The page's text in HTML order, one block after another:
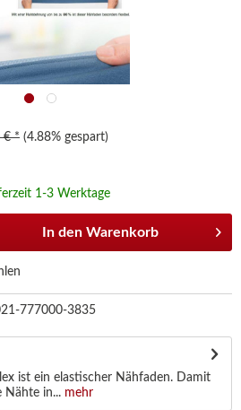
€ * (4.88% gespart)
1-3 Werktage
In den Warenkorb
777000-3835
ist ein elastischer Nähfaden. Damit
Nähte in... mehr